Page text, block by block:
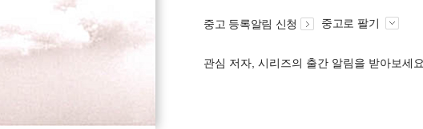
중고 등록알림 신청 중고로 팔기
관심 저자, 시리즈의 출간 알림을 받아보세요